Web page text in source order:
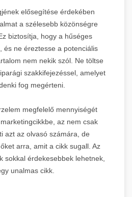
elősegítése érdekében
a szélesebb közönségre
biztosítja, hogy a hűséges
és ne éreztesse a potenciális
nem nekik szól. Ne töltse
szakkifejezéssel, amelyet
fog megérteni.
megfelelő mennyiségét
az nem csak
azt az olvasó számára, de
arra, amit a cikk sugall. Az
sokkal érdekesebbek lehetnek,
unalmas cikk.